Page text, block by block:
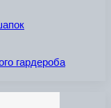
гардероба